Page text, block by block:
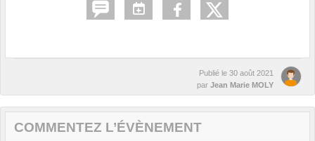
Publié le 30 août 2021
par Jean Marie MOLY
COMMENTEZ L’ÉVÈNEMENT